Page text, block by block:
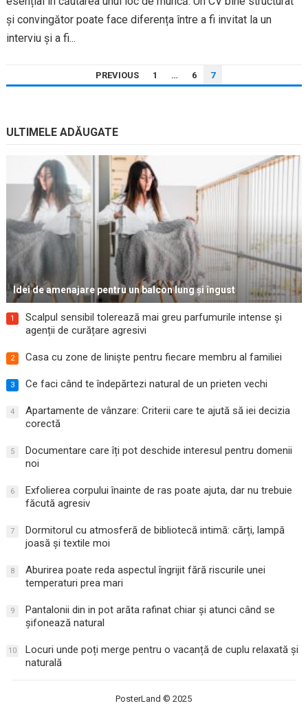
și convingător poate face diferența între a fi invitat la un
interviu și a fi...
ARTICOLE
PREVIOUS 1 … 6 7
ULTIMELE ADĂUGATE
Idei de amenajare pentru un balcon lung și îngust
1
Scalpul sensibil tolerează mai greu parfumurile intense și
agenții de curățare agresivi
2 Casa cu zone de liniște pentru fiecare membru al familiei
3 Ce faci când te îndepărtezi natural de un prieten vechi
4
Apartamente de vânzare: Criterii care te ajută să iei decizia
corectă
5
Documentare care îți pot deschide interesul pentru domenii
noi
6
Exfolierea corpului înainte de ras poate ajuta, dar nu trebuie
făcută agresiv
7
Dormitorul cu atmosferă de bibliotecă intimă: cărți, lampă
joasă și textile moi
8
Aburirea poate reda aspectul îngrijit fără riscurile unei
temperaturi prea mari
9
Pantalonii din in pot arăta rafinat chiar și atunci când se
șifonează natural
10
Locuri unde poți merge pentru o vacanță de cuplu relaxată și
naturală
PosterLand © 2025